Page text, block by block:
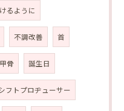
るように
不調改善 首
甲骨 誕生日
フトプロヂューサー